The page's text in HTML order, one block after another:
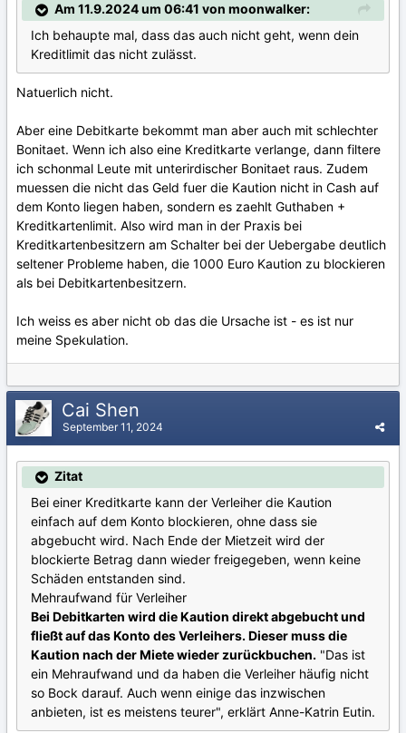
Am 11.9.2024 um 06:41 von moonwalker:
Ich behaupte mal, dass das auch nicht geht, wenn dein
Kreditlimit das nicht zulässt.
Natuerlich nicht.
Aber eine Debitkarte bekommt man aber auch mit schlechter
Bonitaet. Wenn ich also eine Kreditkarte verlange, dann filtere
ich schonmal Leute mit unterirdischer Bonitaet raus. Zudem
muessen die nicht das Geld fuer die Kaution nicht in Cash auf
dem Konto liegen haben, sondern es zaehlt Guthaben +
Kreditkartenlimit. Also wird man in der Praxis bei
Kreditkartenbesitzern am Schalter bei der Uebergabe deutlich
seltener Probleme haben, die 1000 Euro Kaution zu blockieren
als bei Debitkartenbesitzern.
Ich weiss es aber nicht ob das die Ursache ist - es ist nur
meine Spekulation.
Cai Shen
September 11, 2024
Zitat
Bei einer Kreditkarte kann der Verleiher die Kaution
einfach auf dem Konto blockieren, ohne dass sie
abgebucht wird. Nach Ende der Mietzeit wird der
blockierte Betrag dann wieder freigegeben, wenn keine
Schäden entstanden sind.
Mehraufwand für Verleiher
Bei Debitkarten wird die Kaution direkt abgebucht und
fließt auf das Konto des Verleihers. Dieser muss die
Kaution nach der Miete wieder zurückbuchen. "Das ist
ein Mehraufwand und da haben die Verleiher häufig nicht
so Bock darauf. Auch wenn einige das inzwischen
anbieten, ist es meistens teurer", erklärt Anne-Katrin Eutin.